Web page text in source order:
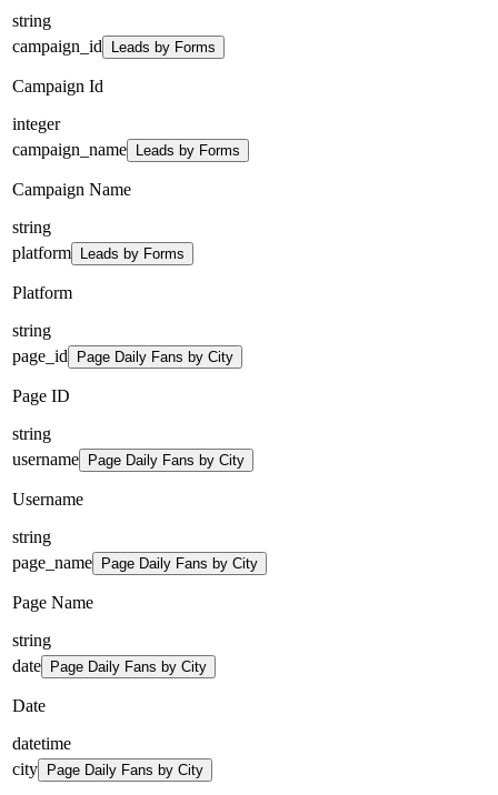
string
campaign_id
Leads by Forms
Campaign Id
integer
campaign_name
Leads by Forms
Campaign Name
string
platform
Leads by Forms
Platform
string
page_id
Page Daily Fans by City
Page ID
string
username
Page Daily Fans by City
Username
string
page_name
Page Daily Fans by City
Page Name
string
date
Page Daily Fans by City
Date
datetime
city
Page Daily Fans by City